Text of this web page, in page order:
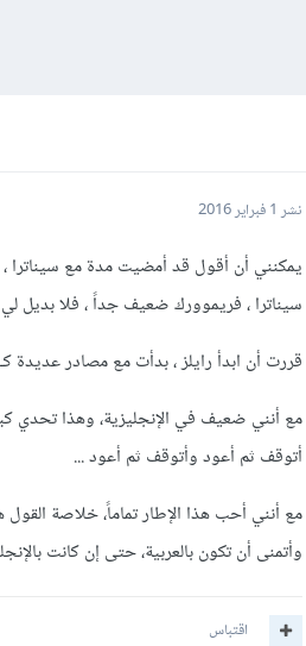
نشر 1 فبراير 2016
يمكنني أن أقول قد أمضيت مدة مع سيناترا ،
سيناترا ، فريموورك ضعيف جداً ، فلا بديل لي
قررت أن ابدأ رايلز ، بدأت مع مصادر عديدة كـRails for zombie ، والعديد ...
أتوقف ثم أعود وأتوقف ثم أعود ...
مع أنني أحب هذا الإطار تماماً، خلاصة
وأتمنى أن تكون بالعربية، حتى إن كانت
اقتباس